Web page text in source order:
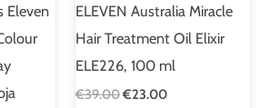
Eleven
ELEVEN Australia Miracle
Hair Treatment Oil Elixir
ELE226, 100 ml
€39.00€23.00